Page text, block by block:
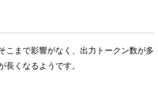
こまで影響がなく、出力トークン数が多
くなるようです。